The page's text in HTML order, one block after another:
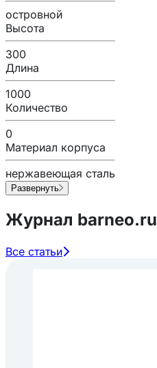
островной
Высота
300
Длина
1000
Количество
0
Материал корпуса
нержавеющая сталь
Развернуть
Журнал barneo.ru
Все статьи